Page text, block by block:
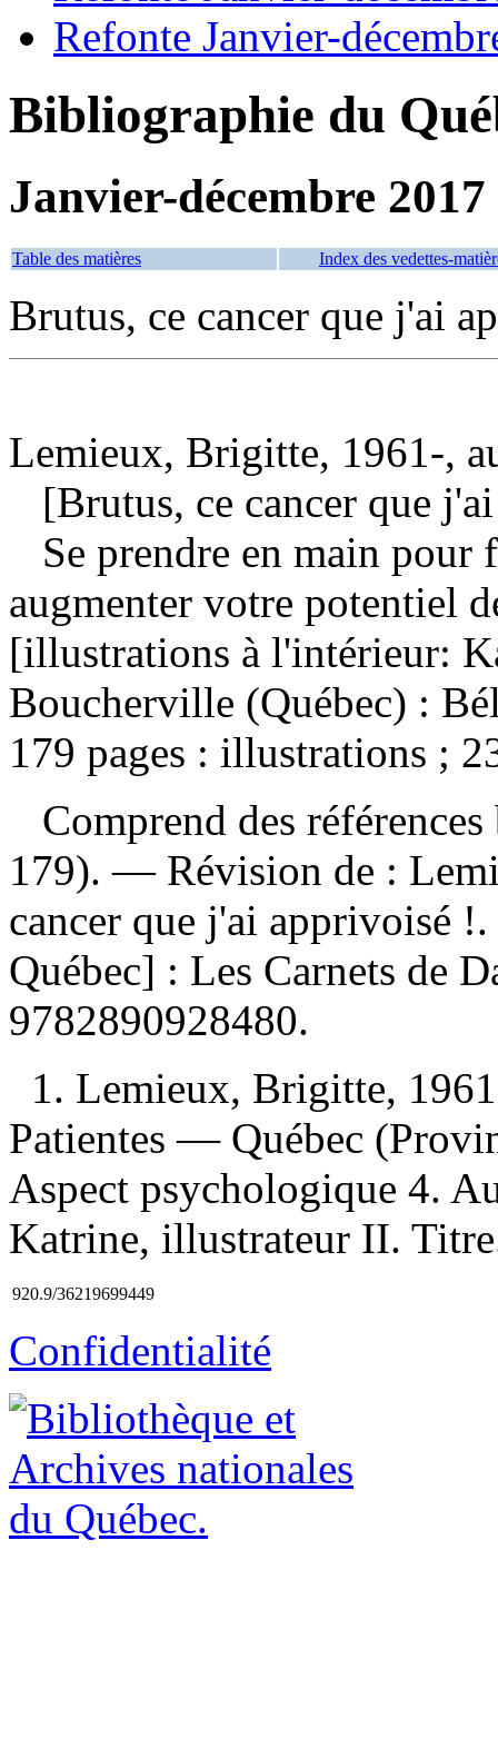
Refonte Janvier-
Bibliographie du
Janvier-décembre 2017
Table des matières Index des vedettes-
Brutus, ce cancer que j'ai
Lemieux, Brigitte, 1961-,
[Brutus, ce cancer que
Se prendre en main pour
augmenter votre potentiel
[illustrations à l'intérieur:
Boucherville (Québec) :
179 pages : illustrations ;
Comprend des
179). — Révision de :
cancer que j'ai apprivoisé
Québec] : Les Carnets de
9782890928480.
1. Lemieux, Brigitte,
Patientes — Québec
Aspect psychologique 4.
Katrine, illustrateur II.
920.9/36219699449
Confidentialité